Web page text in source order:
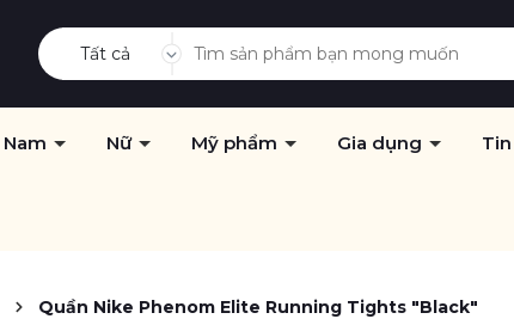
Tất cả
Nam Nữ Mỹ phẩm Gia dụng
Quần Nike Phenom Elite Running Tights "Black"